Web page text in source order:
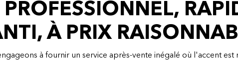
PROFESSIONNEL,
À PRIX
à fournir un service après-vente inégalé où l'accent est